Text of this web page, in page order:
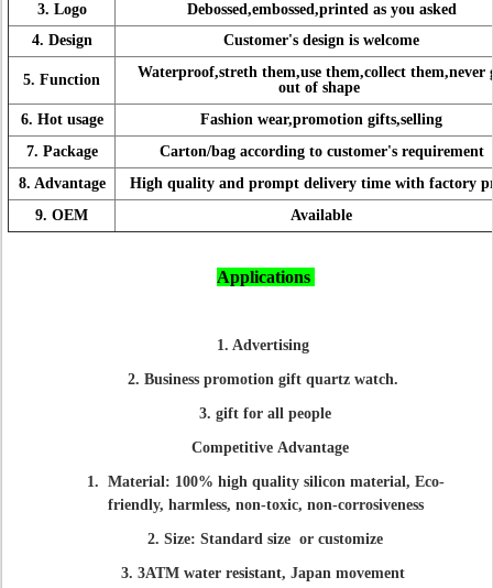
3. Logo
Debossed,embossed,printed as you asked
4. Design
Customer's design is welcome
5. Function
Waterproof,streth them,use them,collect them,never
out of shape
6. Hot usage
Fashion wear,promotion gifts,selling
7. Package
Carton/bag according to customer's requirement
8. Advantage
High quality and prompt delivery time with factory
9. OEM
Available
Applications
1. Advertising
2. Business promotion gift quartz watch.
3. gift for all people
Competitive Advantage
1. Material: 100% high quality silicon material, Eco-
friendly, harmless, non-toxic, non-corrosiveness
2. Size: Standard size or customize
3. 3ATM water resistant, Japan movement